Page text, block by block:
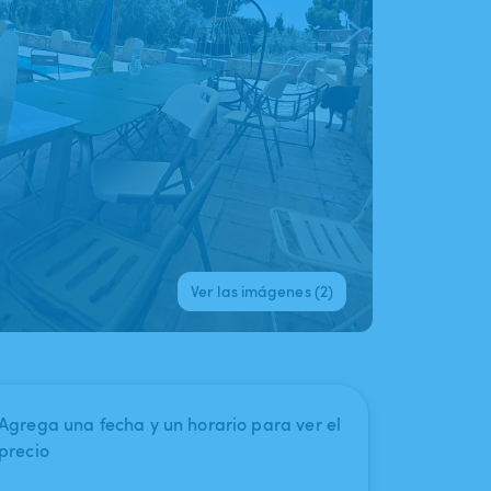
Ver las imágenes (2)
una fecha y un horario para ver el